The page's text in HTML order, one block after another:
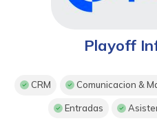
Playoff
CRM Comunicacion &
Entradas